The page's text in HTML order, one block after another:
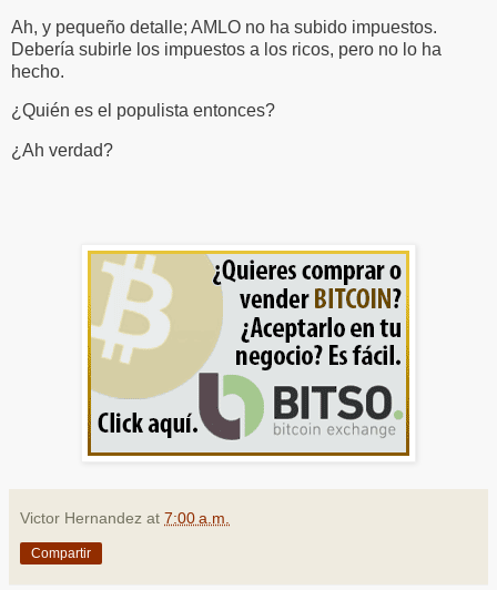
Ah, y pequeño detalle; AMLO no ha subido impuestos.
Debería subirle los impuestos a los ricos, pero no lo ha
hecho.
¿Quién es el populista entonces?
¿Ah verdad?
Victor Hernandez at 7:00 a.m.
Compartir